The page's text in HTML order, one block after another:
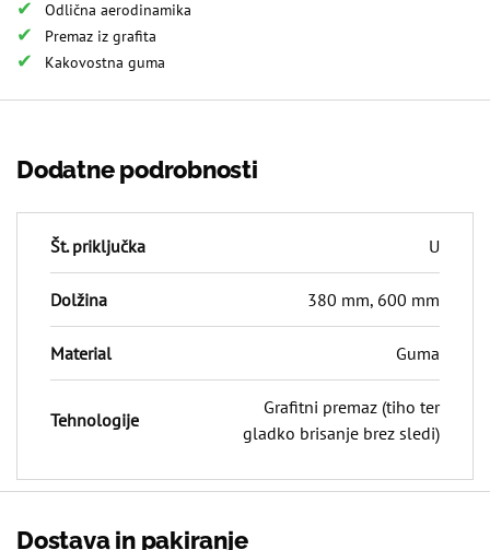
Odlična aerodinamika
Premaz iz grafita
Kakovostna guma
Dodatne podrobnosti
Št. priključka U
Dolžina 380 mm, 600 mm
Material Guma
Tehnologije
Grafitni premaz (tiho ter
gladko brisanje brez sledi)
Dostava in pakiranje